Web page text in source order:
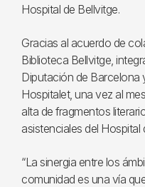
Hospital de Bellvitge.
Gracias al acuerdo de
Biblioteca Bellvitge,
Diputación de Barcelona
Hospitalet, una vez al
alta de fragmentos
asistenciales del Hospital
“La sinergia entre los
comunidad es una vía